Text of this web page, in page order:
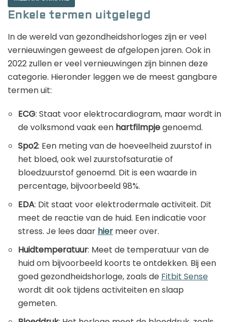
Enkele termen uitgelegd
In de wereld van gezondheidshorloges zijn er veel
vernieuwingen geweest de afgelopen jaren. Ook in
2022 zullen er veel vernieuwingen zijn binnen deze
categorie. Hieronder leggen we de meest gangbare
termen uit:
ECG: Staat voor elektrocardiogram, maar wordt in
de volksmond vaak een hartfilmpjegenoemd.
Spo2: Een meting van de hoeveelheid zuurstof in
het bloed, ook wel zuurstofsaturatie of
bloedzuurstof genoemd. Dit is een waarde in
percentage, bijvoorbeeld 98%.
EDA: Dit staat voor elektrodermale activiteit. Dit
meet de reactie van de huid. Een indicatie voor
stress. Je lees daar hier meer over.
Huidtemperatuur: Meet de temperatuur van de
huid om bijvoorbeeld koorts te ontdekken. Bij een
goed gezondheidshorloge, zoals de Fitbit Sense
wordt dit ook tijdens activiteiten en slaap
gemeten.